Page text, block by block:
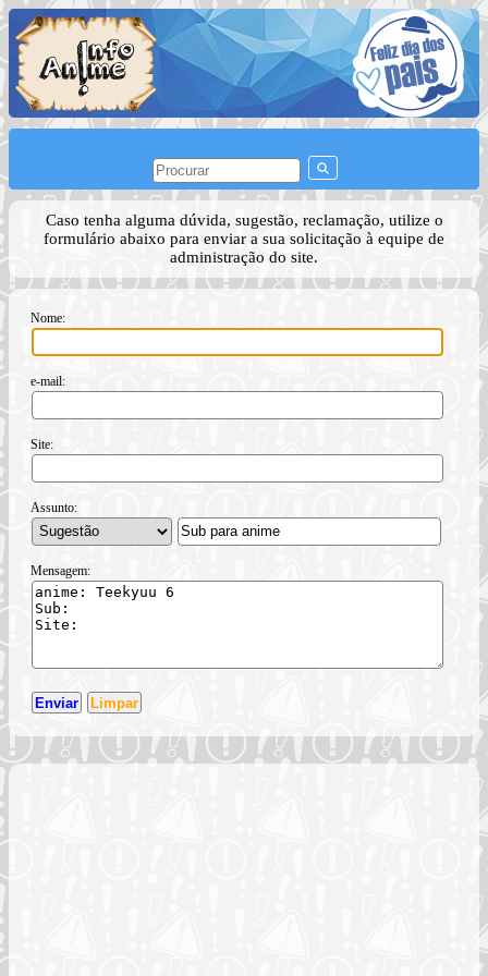
Caso tenha alguma dúvida, sugestão, reclamação, utilize o
formulário abaixo para enviar a sua solicitação à equipe de
administração do site.
Nome:
e-mail:
Site:
Assunto:
Mensagem: